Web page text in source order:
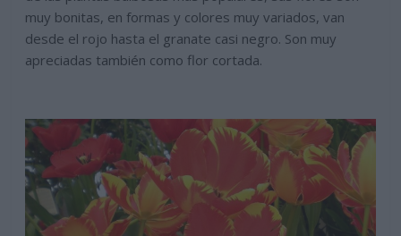
muy bonitas, en formas y colores muy variados, van
desde el rojo hasta el granate casi negro. Son muy
apreciadas también como flor cortada.